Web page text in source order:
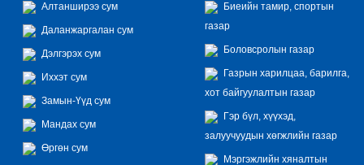
Алтанширээ сум
Даланжаргалан сум
Дэлгэрэх сум
Иххэт сум
Замын-Үүд сум
Мандах сум
Өргөн сум
Биеийн тамир, спортын
газар
Боловсролын газар
Газрын харилцаа, барилга,
хот байгуулалтын газар
Гэр бүл, хүүхэд,
залуучуудын хөгжлийн газар
Мэргэжлийн хяналтын